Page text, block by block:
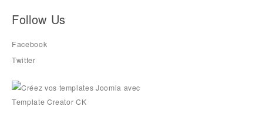
Follow Us
Facebook
Twitter